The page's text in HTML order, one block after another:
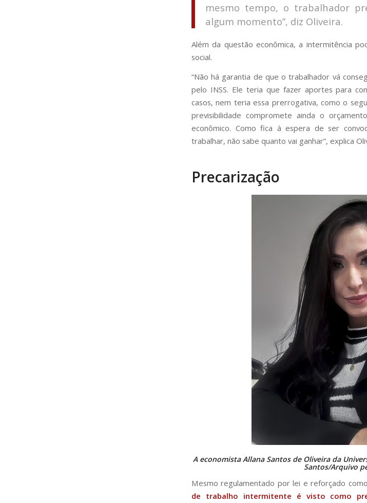
mesmo tempo, o trabalhador
algum momento”, diz Oliveira.
Além da questão econômica, a intermitência
social.
“Não há garantia de que o trabalhador vá
pelo INSS. Ele teria que fazer aportes para
casos, nem teria essa prerrogativa, como o
previsibilidade compromete ainda o
econômico. Como fica à espera de ser
trabalhar, não sabe quanto vai ganhar”, explica
Precarização
A economista Allana Santos de Oliveira da
Santos/Arquivo
Mesmo regulamentado por lei e reforçado
de trabalho intermitente é visto como